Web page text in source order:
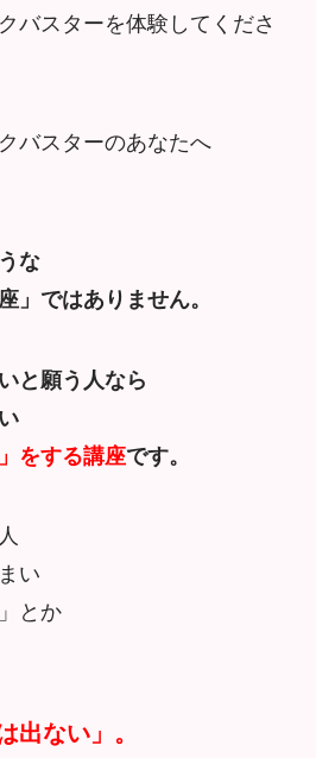
バスターを体験してくださ
バスターのあなたへ
な
」ではありません。
と願う人なら
をする講座です。
い
とか
出ない」。